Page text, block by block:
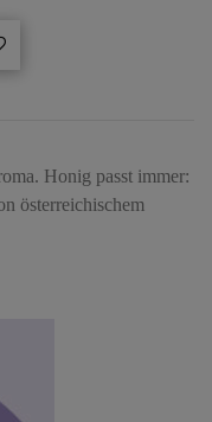
Honig passt immer:
österreichischem